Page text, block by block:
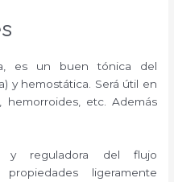
es un buen tónica del
y hemostática. Será útil en
hemorroides, etc. Además
y reguladora del flujo
ligeramente